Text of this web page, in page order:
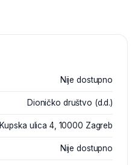
Nije dostupno
Dioničko društvo (d.d.)
Kupska ulica 4, 10000 Zagreb
Nije dostupno